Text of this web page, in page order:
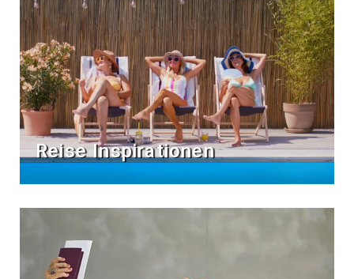
Reise Inspirationen